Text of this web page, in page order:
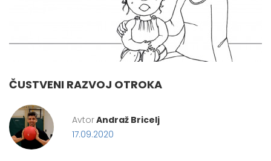
ČUSTVENI RAZVOJ OTROKA
AvtorAndraž Bricelj
17.09.2020